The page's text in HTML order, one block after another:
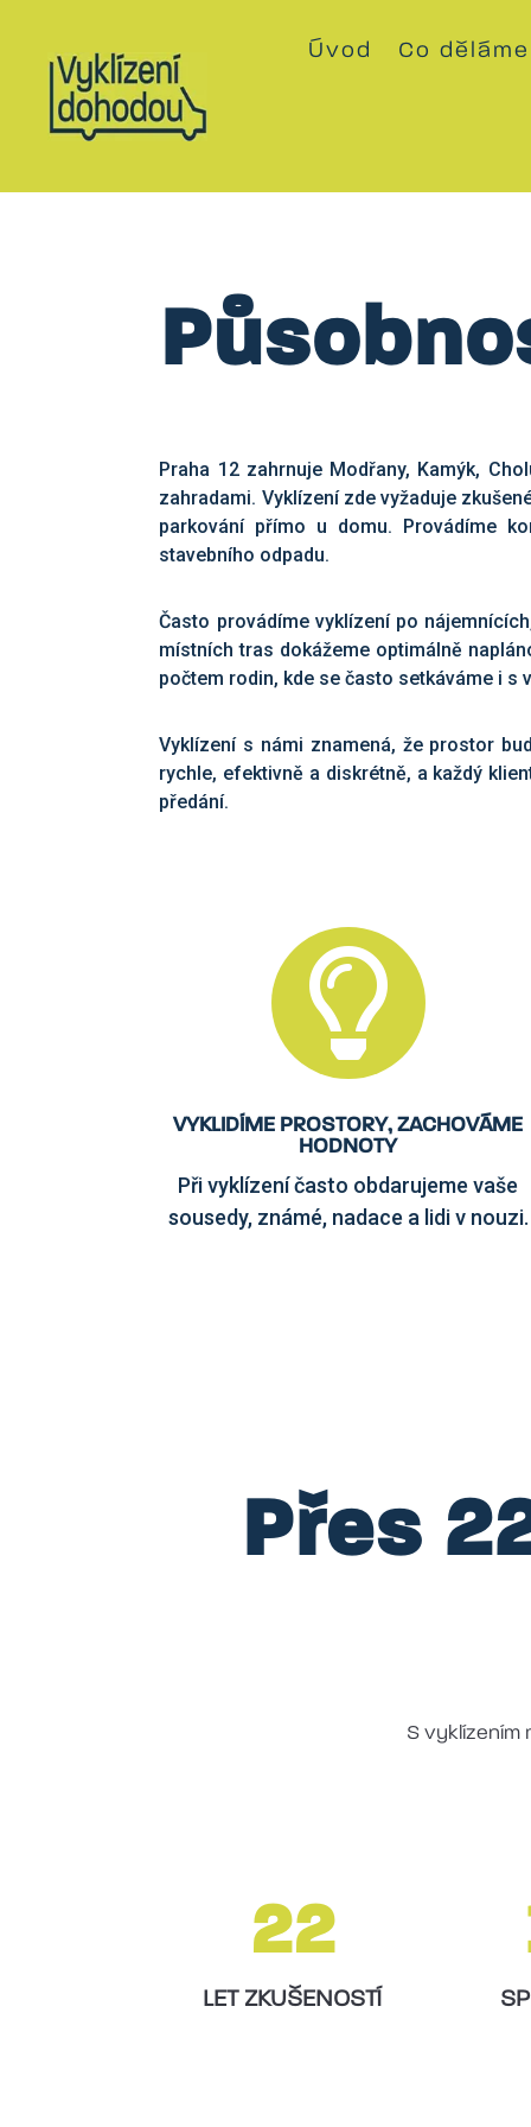
Úvod Co děláme
Praha 12 zahrnuje Modřany, Kamýk,
zahradami. Vyklízení zde vyžaduje
parkování přímo u domu. Provádíme
stavebního odpadu.
Často provádíme vyklízení po
místních tras dokážeme optimálně
počtem rodin, kde se často setkáváme i s
Vyklízení s námi znamená, že prostor
rychle, efektivně a diskrétně, a každý
předání.

VYKLIDÍME PROSTORY, ZACHOVÁME
HODNOTY
Při vyklízení často obdarujeme vaše
sousedy, známé, nadace a lidi v nouzi.
Přes
S vyklízením
22
LET ZKUŠENOSTÍ